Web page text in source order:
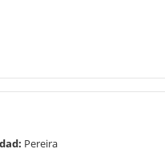
Pereira